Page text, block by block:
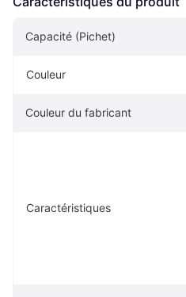
Capacité (Pichet)
Couleur
Couleur du fabricant
Caractéristiques